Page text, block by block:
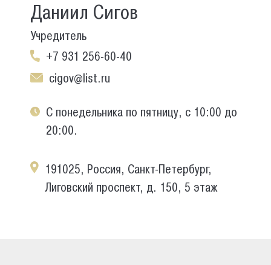
Даниил Сигов
Учредитель
+7 931 256-60-40
cigov@list.ru
С понедельника по пятницу, с 10:00 до
20:00.
191025, Россия, Санкт-Петербург,
Лиговский проспект, д. 150, 5 этаж